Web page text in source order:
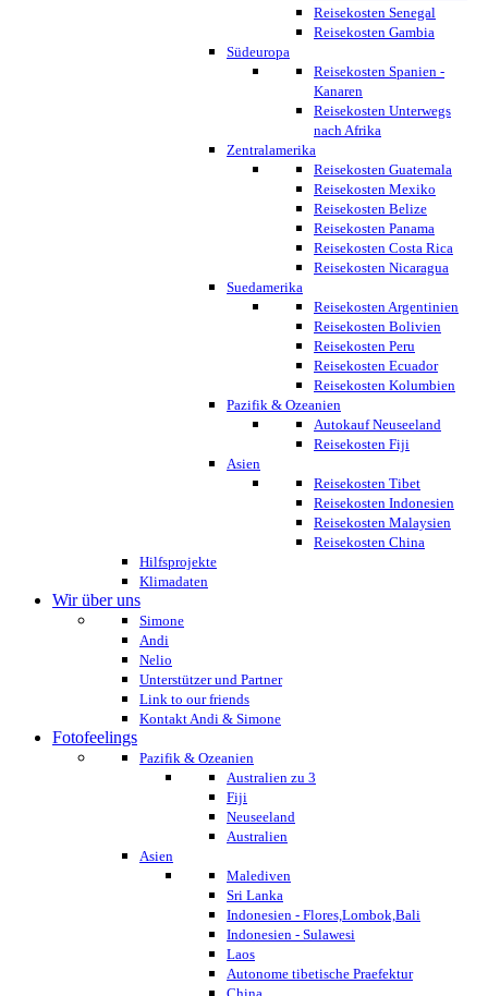
Reisekosten Senegal
Reisekosten Gambia
Südeuropa
Reisekosten Spanien -
Kanaren
Reisekosten Unterwegs
nach Afrika
Zentralamerika
Reisekosten Guatemala
Reisekosten Mexiko
Reisekosten Belize
Reisekosten Panama
Reisekosten Costa Rica
Reisekosten Nicaragua
Suedamerika
Reisekosten Argentinien
Reisekosten Bolivien
Reisekosten Peru
Reisekosten Ecuador
Reisekosten Kolumbien
Pazifik & Ozeanien
Autokauf Neuseeland
Reisekosten Fiji
Asien
Reisekosten Tibet
Reisekosten Indonesien
Reisekosten Malaysien
Reisekosten China
Hilfsprojekte
Klimadaten
Wir über uns
Simone
Andi
Nelio
Unterstützer und Partner
Link to our friends
Kontakt Andi & Simone
Fotofeelings
Pazifik & Ozeanien
Australien zu 3
Fiji
Neuseeland
Australien
Asien
Malediven
Sri Lanka
Indonesien - Flores,Lombok,Bali
Indonesien - Sulawesi
Laos
Autonome tibetische Praefektur